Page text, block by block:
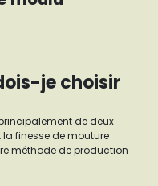
je choisir
de deux
la finesse de mouture
méthode de production